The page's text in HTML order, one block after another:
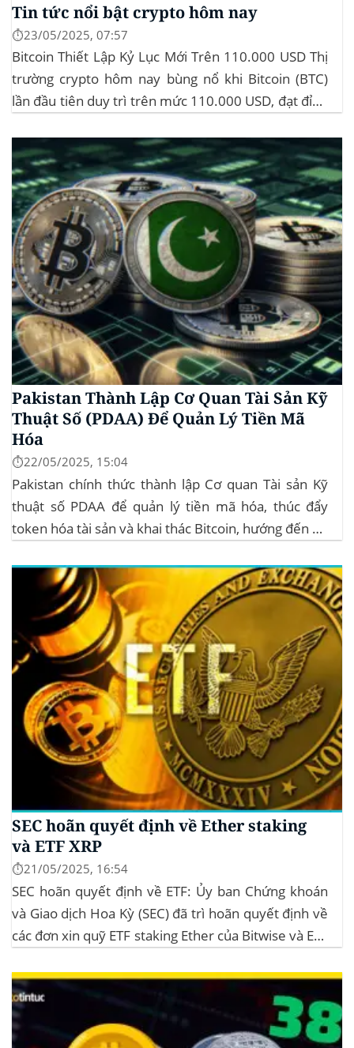
Tin tức nổi bật crypto hôm nay
⏱️23/05/2025, 07:57
Bitcoin Thiết Lập Kỷ Lục Mới Trên 110.000 USD Thị
trường crypto hôm nay bùng nổ khi Bitcoin (BTC)
lần đầu tiên duy trì trên mức 110.000 USD, đạt đỉnh
mức giá cao nhất từ trước đến nay của...
Pakistan Thành Lập Cơ Quan Tài Sản Kỹ
Thuật Số (PDAA) Để Quản Lý Tiền Mã
Hóa
⏱️22/05/2025, 15:04
Pakistan chính thức thành lập Cơ quan Tài sản Kỹ
thuật số PDAA để quản lý tiền mã hóa, thúc đẩy
token hóa tài sản và khai thác Bitcoin, hướng đến hệ
Hóa Mới tại Pakistan Chính phủ Pakistan...
SEC hoãn quyết định về Ether staking
và ETF XRP
⏱️21/05/2025, 16:54
SEC hoãn quyết định về ETF: Ủy ban Chứng khoán
và Giao dịch Hoa Kỳ (SEC) đã trì hoãn quyết định về
các đơn xin quỹ ETF staking Ether của Bitwise và ETF
10/2025 để thu thập thêm ý kiến công...